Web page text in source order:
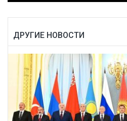
ДРУГИЕ НОВОСТИ